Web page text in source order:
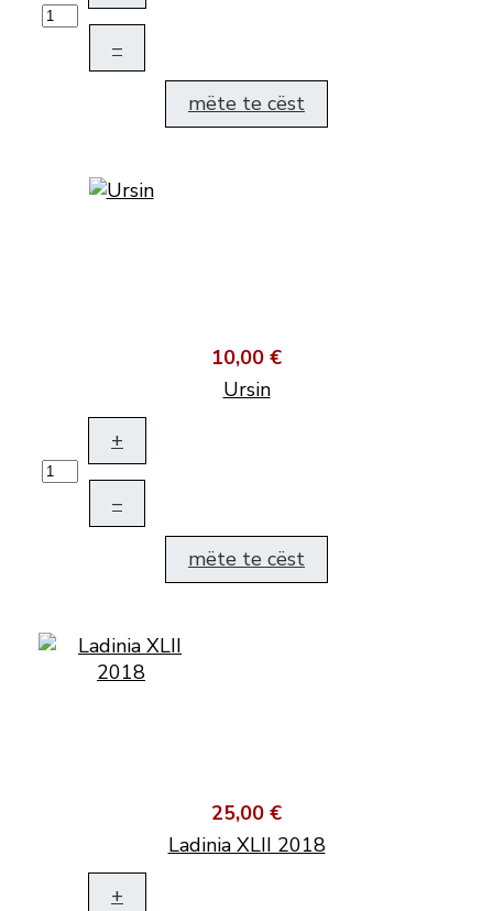
–
mëte te cëst
10,00 €
Ursin
+
–
mëte te cëst
25,00 €
Ladinia XLII 2018
+